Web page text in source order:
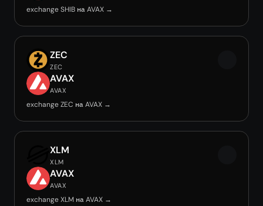
exchange SHIB на AVAX →
ZEC
ZEC
AVAX
AVAX
exchange ZEC на AVAX →
XLM
XLM
AVAX
AVAX
exchange XLM на AVAX →